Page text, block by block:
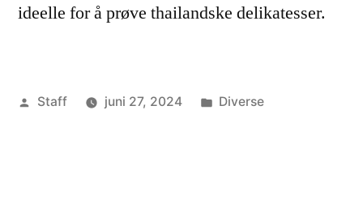
ideelle for å prøve thailandske delikatesser.
Publisert
Staff juni 27, 2024
Publisert
Diverse